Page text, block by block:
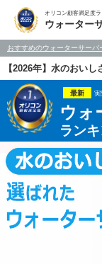
オリコン顧客満足度
ウォーター
おすすめのウォーターサーバ
【2026年】水のおい
最新 実
ウォ
ラン